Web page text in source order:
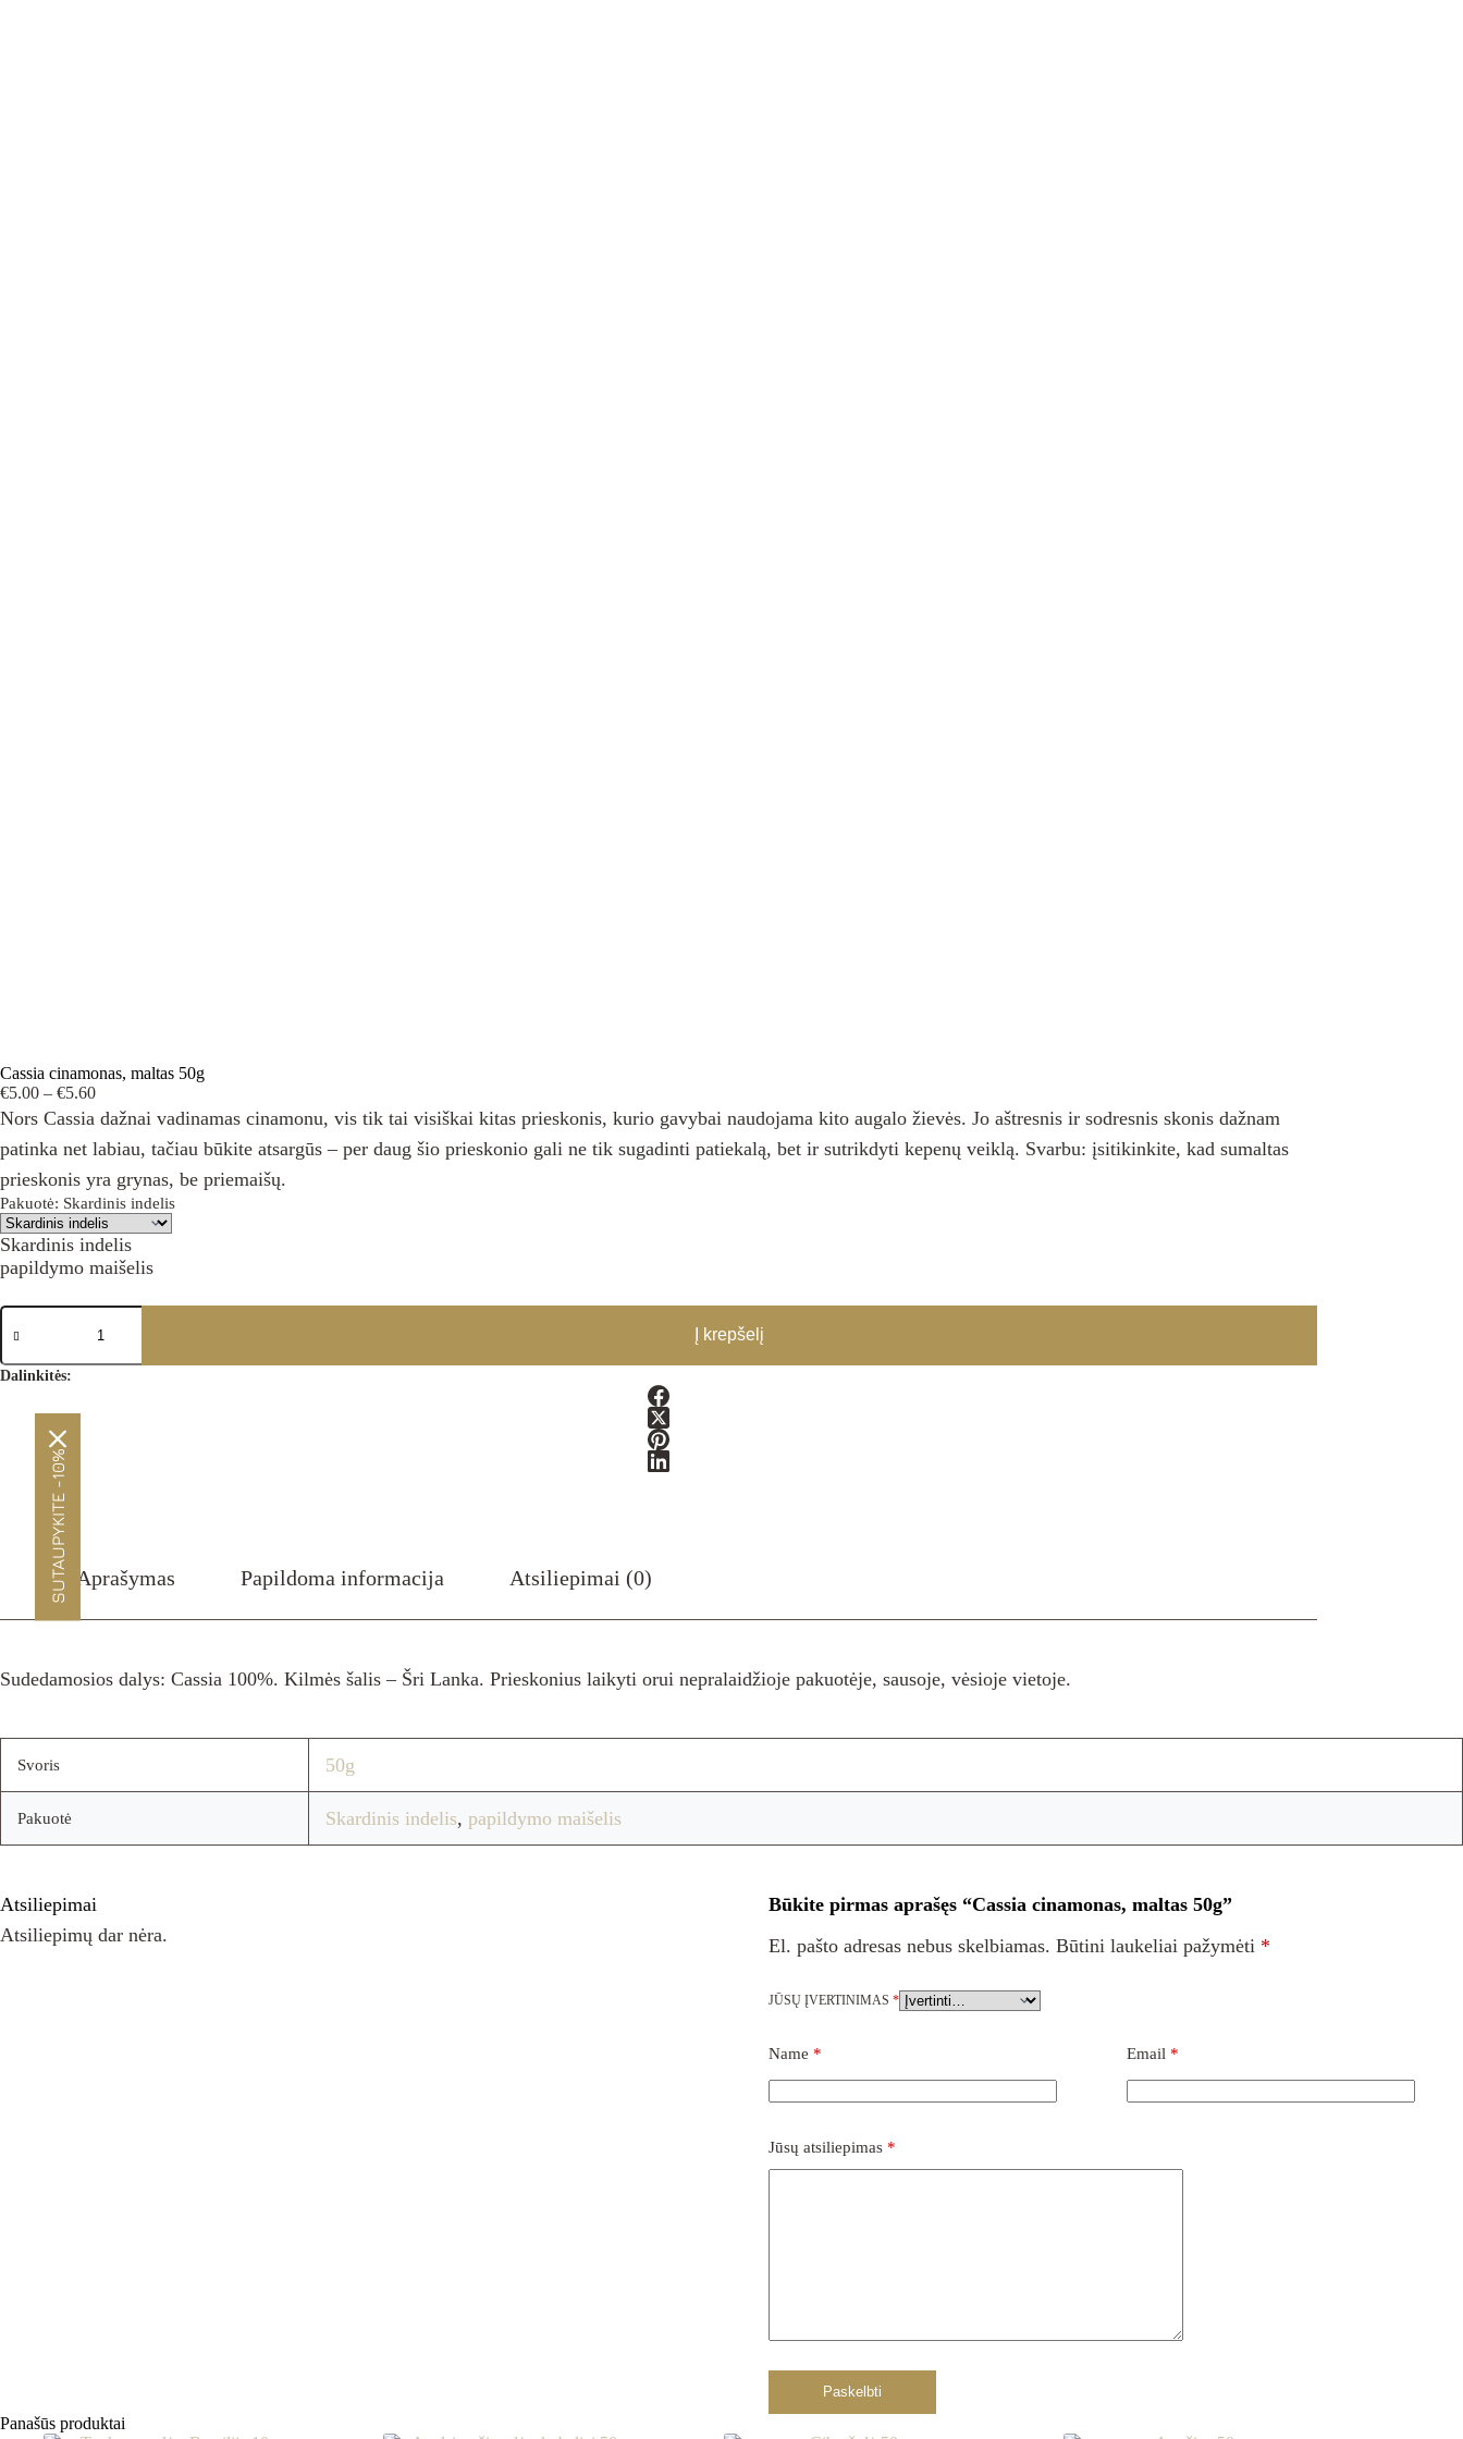
Cassia cinamonas, maltas 50g
€5.00 – €5.60Price
range:
€5.00
through
Nors Cassia dažnai vadinamas cinamonu, vis tik tai visiškai kitas prieskonis, kurio gavybai naudojama kito augalo žievės. Jo aštresnis ir sodresnis skonis dažnam
patinka net labiau, tačiau būkite atsargūs – per daug šio prieskonio gali ne tik sugadinti patiekalą, bet ir sutrikdyti kepenų veiklą. Svarbu: įsitikinkite, kad sumaltas
prieskonis yra grynas, be priemaišų.
Pakuotė: Skardinis indelis
Skardinis indelis
papildymo maišelis
produkto
kiekis:
cinamonas,
maltas
Į krepšelį
Dalinkitės:
Aprašymas Papildoma informacija Atsiliepimai (0)
Sudedamosios dalys: Cassia 100%. Kilmės šalis – Šri Lanka. Prieskonius laikyti orui nepralaidžioje pakuotėje, sausoje, vėsioje vietoje.
Svoris 50g
Pakuotė Skardinis indelis, papildymo maišelis
Atsiliepimai
Atsiliepimų dar nėra.
Būkite pirmas aprašęs “Cassia cinamonas, maltas 50g”
El. pašto adresas nebus skelbiamas. Būtini laukeliai pažymėti *
JŪSŲ ĮVERTINIMAS *
Name * Email *
Jūsų atsiliepimas *
Paskelbti
Panašūs produktai
SUTAUPYKITE -10%